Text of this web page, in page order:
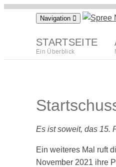
Navigation
STARTSEITE
Ein Überblick
Es ist soweit, das 15.
Ein weiteres Mal ruft
November 2021 ihre